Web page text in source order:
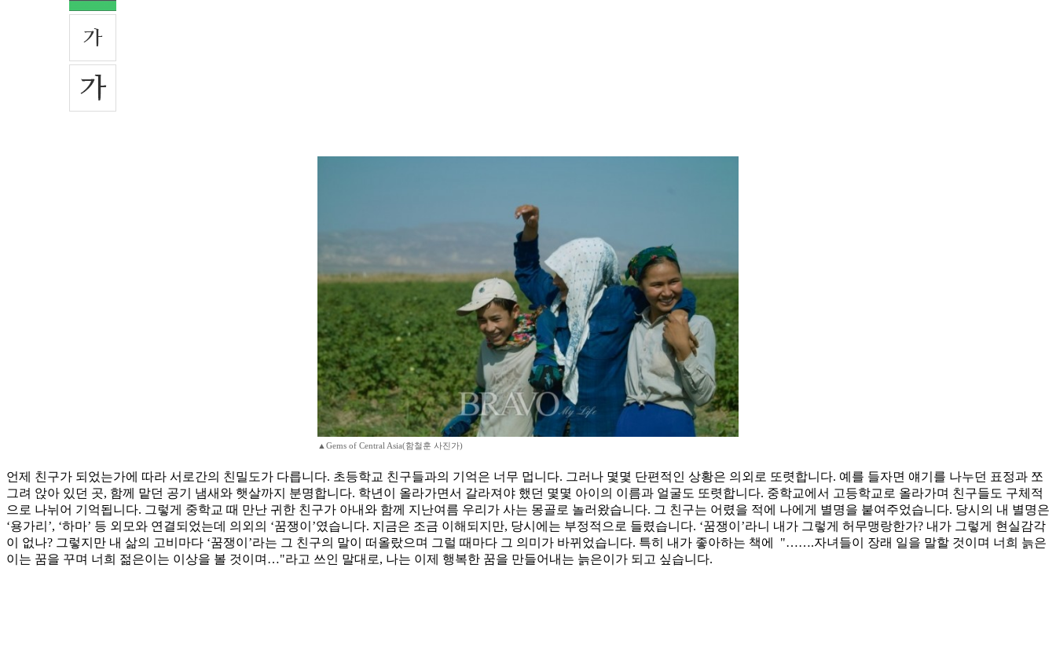
▲Gems of Central Asia(함철훈 사진가)
언제 친구가 되었는가에 따라 서로간의 친밀도가 다릅니다. 초등학교 친구들과의 기억은 너무 멉니다. 그러나 몇몇 단편적인 상황은 의외로 또렷합니다. 예를 들자면 얘기를 나누던 표정과 쪼
그려 앉아 있던 곳, 함께 맡던 공기 냄새와 햇살까지 분명합니다. 학년이 올라가면서 갈라져야 했던 몇몇 아이의 이름과 얼굴도 또렷합니다. 중학교에서 고등학교로 올라가며 친구들도 구체적
으로 나뉘어 기억됩니다. 그렇게 중학교 때 만난 귀한 친구가 아내와 함께 지난여름 우리가 사는 몽골로 놀러왔습니다. 그 친구는 어렸을 적에 나에게 별명을 붙여주었습니다. 당시의 내 별명은
‘용가리’, ‘하마’ 등 외모와 연결되었는데 의외의 ‘꿈쟁이’였습니다. 지금은 조금 이해되지만, 당시에는 부정적으로 들렸습니다. ‘꿈쟁이’라니 내가 그렇게 허무맹랑한가? 내가 그렇게 현실감각
이 없나? 그렇지만 내 삶의 고비마다 ‘꿈쟁이’라는 그 친구의 말이 떠올랐으며 그럴 때마다 그 의미가 바뀌었습니다. 특히 내가 좋아하는 책에 "…….자녀들이 장래 일을 말할 것이며 너희 늙은
이는 꿈을 꾸며 너희 젊은이는 이상을 볼 것이며…"라고 쓰인 말대로, 나는 이제 행복한 꿈을 만들어내는 늙은이가 되고 싶습니다.